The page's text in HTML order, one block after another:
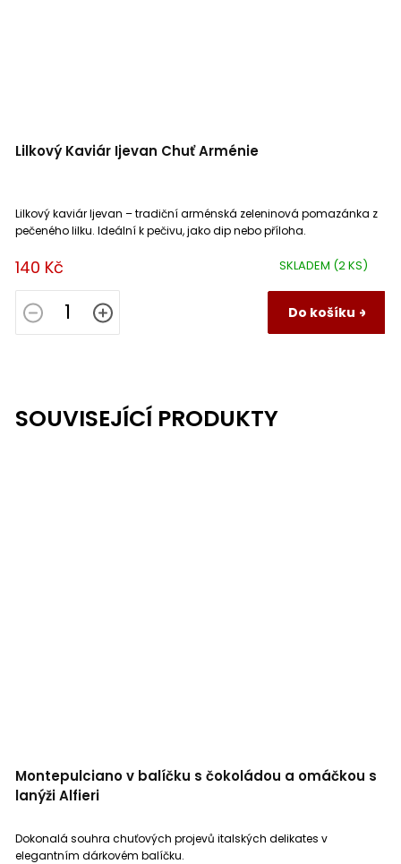
Lilkový Kaviár Ijevan Chuť Arménie
SKLADEM (2 KS)
140 Kč
Do košíku
Lilkový kaviár Ijevan – tradiční arménská zeleninová pomazánka z
pečeného lilku. Ideální k pečivu, jako dip nebo příloha.
SOUVISEJÍCÍ PRODUKTY
Montepulciano v balíčku s čokoládou a omáčkou s
lanýži Alfieri
Dokonalá souhra chuťových projevů italských delikates v
elegantním dárkovém balíčku.